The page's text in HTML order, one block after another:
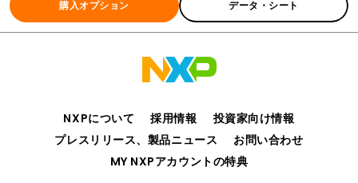
cost and board space
Offers optimized low power while providing
Includes hardware encryption coprocessor for
Shares the Kinetis portfolio’s robust enablement and
scalability
購入オプション データ・シート
NXPについて 採用情報
投資家向け情報
プレスリリース、製品ニュース
お問い合わせ
MY NXPアカウントの特典